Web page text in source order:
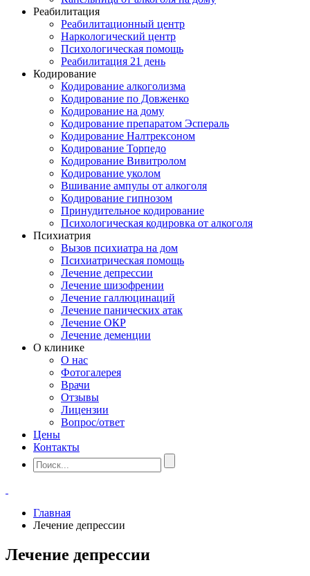
Реабилитация
Реабилитационный центр
Наркологический центр
Психологическая помощь
Реабилитация 21 день
Кодирование
Кодирование алкоголизма
Кодирование по Довженко
Кодирование на дому
Кодирование препаратом Эспераль
Кодирование Налтрексоном
Кодирование Торпедо
Кодирование Вивитролом
Кодирование уколом
Вшивание ампулы от алкоголя
Кодирование гипнозом
Принудительное кодирование
Психологическая кодировка от алкоголя
Психиатрия
Вызов психиатра на дом
Психиатрическая помощь
Лечение депрессии
Лечение шизофрении
Лечение галлюцинаций
Лечение панических атак
Лечение ОКР
Лечение деменции
О клинике
О нас
Фотогалерея
Врачи
Отзывы
Лицензии
Вопрос/ответ
Цены
Контакты
Главная
Лечение депрессии
Лечение депрессии